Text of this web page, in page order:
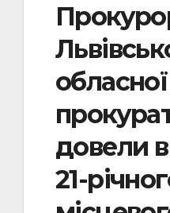
обласної
довели
21-